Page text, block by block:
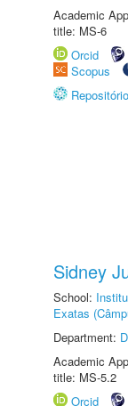
Academic
title: MS-6
Orcid
Scopus
Sidney
School:
Exatas
Department:
Academic
title: MS-5.2
Orcid